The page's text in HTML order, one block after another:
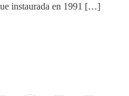
instaurada en 1991 […]